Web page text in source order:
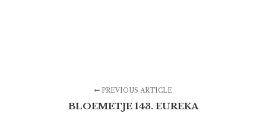
PREVIOUS ARTICLE
BLOEMETJE 143. EUREKA